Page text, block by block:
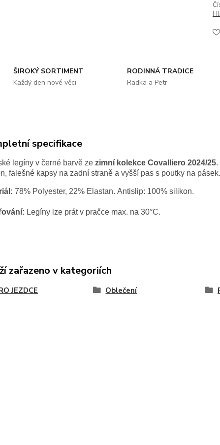
ŠIROKÝ SORTIMENT
Každý den nové věci
RODINNÁ TRADICE
Radka a Petr
specifikace
legíny v černé barvě ze zimní kolekce Covalliero 2024/25.
falešné kapsy na zadní straně a vyšší pas s poutky na
78% Polyester, 22% Elastan. Antislip: 100% silikon.
Legíny lze prát v pračce max. na 30°C.
zařazeno v kategoriích
JEZDCE Oblečení